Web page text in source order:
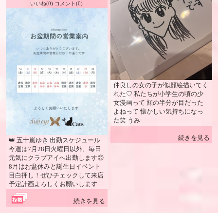
仲良しの女の子が似顔絵描いてく
れた♡ 私たちが小学生の頃の少
女漫画って 顔の半分が目だった
よねって 懐かしい気持ちになっ
続きを見る
いいね(0) コメント(0)
👑 五十嵐ゆき 出勤スケジュール
今週は7月28日火曜日以外、毎日
元気にクラブアイへ出勤します😊
8月はお盆休みと誕生日イベント
目白押し！ぜひチェックして来店
予定計画よろしくお願いします😊
最近体験の女の子増えました😊
クラブアイ＆Cats キャッツでは
続きを見る